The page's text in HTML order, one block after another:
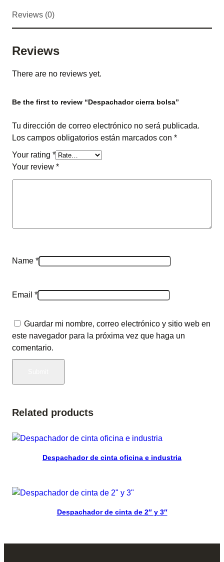
Reviews (0)
Reviews
There are no reviews yet.
Be the first to review “Despachador cierra bolsa”
Tu dirección de correo electrónico no será publicada.
Los campos obligatorios están marcados con *
Your rating *
Your review *
Name *
Email *
Guardar mi nombre, correo electrónico y sitio web en
este navegador para la próxima vez que haga un
comentario.
Related products
Despachador de cinta oficina e industria
Read more
Despachador de cinta de 2″ y 3″